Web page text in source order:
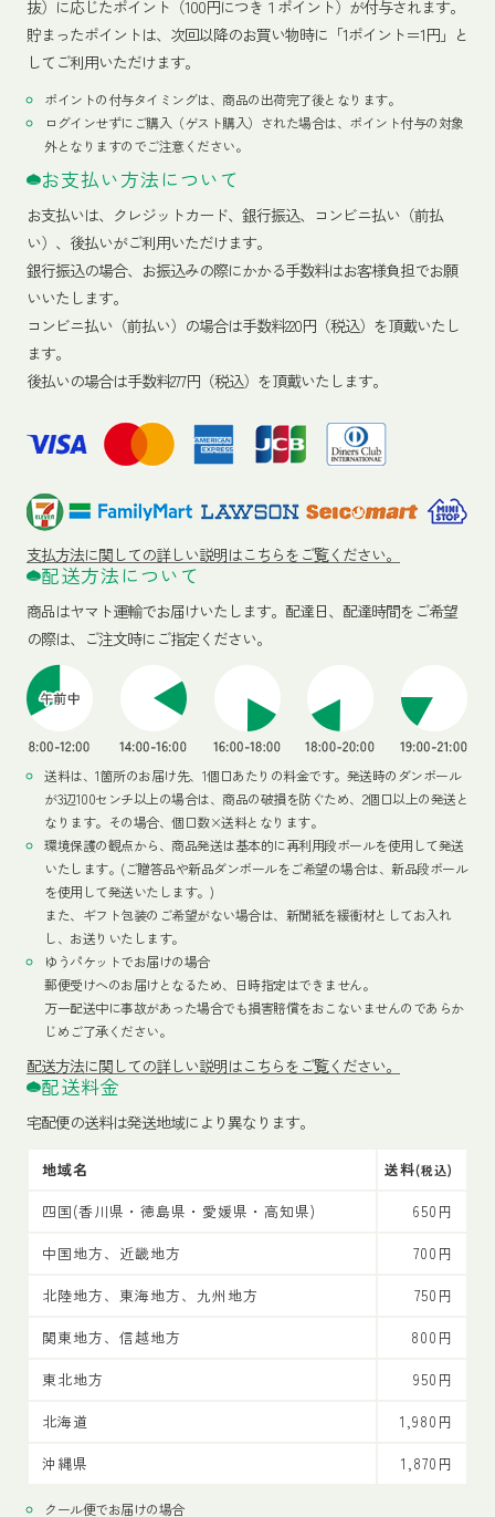
抜）に応じたポイント（100円につき１ポイント）が付与されます。
貯まったポイントは、次回以降のお買い物時に「1ポイント＝1円」と
してご利用いただけます。
ポイントの付与タイミングは、商品の出荷完了後となります。
ログインせずにご購入（ゲスト購入）された場合は、ポイント付与の対象
外となりますのでご注意ください。
お支払い方法について
お支払いは、クレジットカード、銀行振込、コンビニ払い（前払
い）、後払いがご利用いただけます。
銀行振込の場合、お振込みの際にかかる手数料はお客様負担でお願
いいたします。
コンビニ払い（前払い）の場合は手数料220円（税込）を頂戴いたし
ます。
後払いの場合は手数料277円（税込）を頂戴いたします。
支払方法に関しての詳しい説明はこちらをご覧ください。
配送方法について
商品はヤマト運輸でお届けいたします。 配達日、配達時間をご希望
の際は、ご注文時にご指定ください。
送料は、1箇所のお届け先、1個口あたりの料金です。発送時のダンボール
が3辺100センチ以上の場合は、商品の破損を防ぐため、2個口以上の発送と
なります。その場合、個口数×送料となります。
環境保護の観点から、商品発送は基本的に再利用段ボールを使用して発送
いたします。(ご贈答品や新品ダンボールをご希望の場合は、新品段ボール
を使用して発送いたします。)
また、ギフト包装のご希望がない場合は、新聞紙を緩衝材としてお入れ
し、お送りいたします。
ゆうパケットでお届けの場合
郵便受けへのお届けとなるため、日時指定はできません。
万一配送中に事故があった場合でも損害賠償をおこないませんのであらか
じめご了承ください。
配送方法に関しての詳しい説明はこちらをご覧ください。
配送料金
宅配便の送料は発送地域により異なります。
地域名 送料(税込)
四国(香川県・徳島県・愛媛県・高知県)
650円
中国地方、近畿地方
700円
北陸地方、東海地方、九州地方
750円
関東地方、信越地方
800円
東北地方
950円
北海道
1,980円
沖縄県
1,870円
クール便でお届けの場合